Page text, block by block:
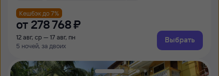
Кешбэк до 7%
от 278 ⁠768 ⁠₽
12 авг, ср — 17 авг, пн
5 ночей, за двоих
Выбрать